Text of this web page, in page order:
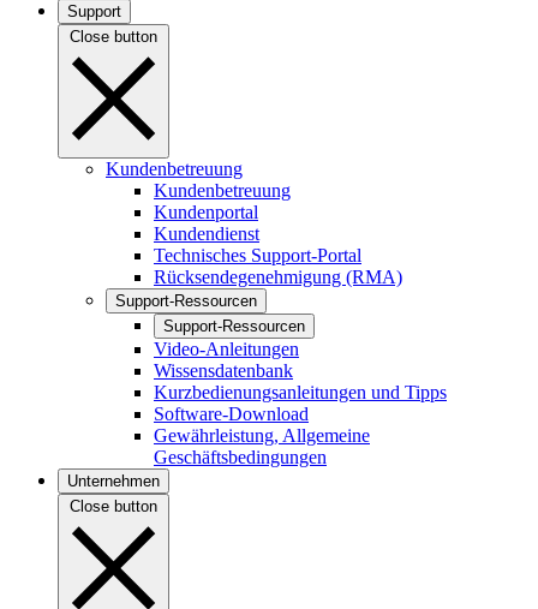
Support
Close button
Kundenbetreuung
Kundenbetreuung
Kundenportal
Kundendienst
Technisches Support-Portal
Rücksendegenehmigung (RMA)
Support-Ressourcen
Support-Ressourcen
Video-Anleitungen
Wissensdatenbank
Kurzbedienungsanleitungen und Tipps
Software-Download
Gewährleistung, Allgemeine
Geschäftsbedingungen
Unternehmen
Close button